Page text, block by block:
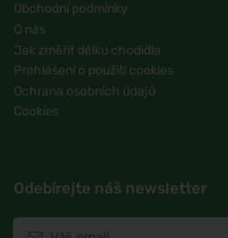
Obchodní podmínky
O nás
Jak změřit délku chodidla
Prohlášení o použití cookies
Ochrana osobních údajů
Cookies
Odebírejte náš newsletter